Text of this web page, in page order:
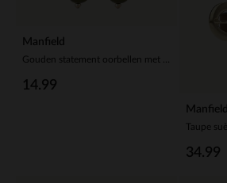
Manfield
14.99
Manfield
34.99